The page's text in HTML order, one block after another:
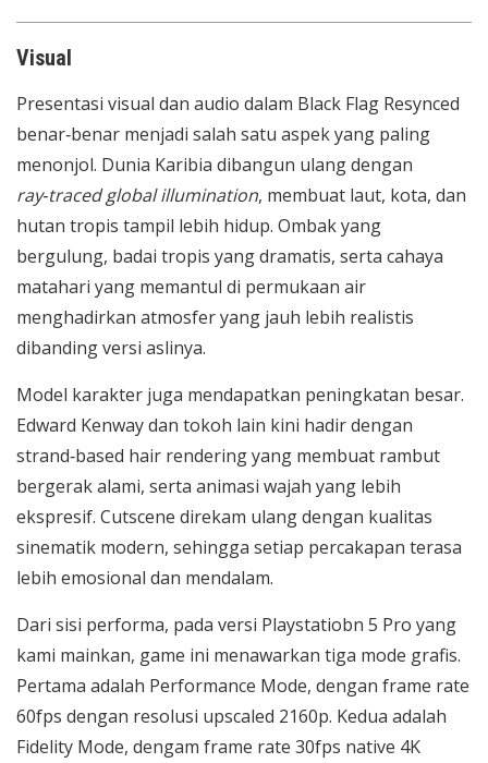
Visual
Presentasi visual dan audio dalam Black Flag Resynced
benar‑benar menjadi salah satu aspek yang paling
menonjol. Dunia Karibia dibangun ulang dengan
ray‑traced global illumination, membuat laut, kota, dan
hutan tropis tampil lebih hidup. Ombak yang
bergulung, badai tropis yang dramatis, serta cahaya
matahari yang memantul di permukaan air
menghadirkan atmosfer yang jauh lebih realistis
dibanding versi aslinya.
Model karakter juga mendapatkan peningkatan besar.
Edward Kenway dan tokoh lain kini hadir dengan
strand‑based hair rendering yang membuat rambut
bergerak alami, serta animasi wajah yang lebih
ekspresif. Cutscene direkam ulang dengan kualitas
sinematik modern, sehingga setiap percakapan terasa
lebih emosional dan mendalam.
Dari sisi performa, pada versi Playstatiobn 5 Pro yang
kami mainkan, game ini menawarkan tiga mode grafis.
Pertama adalah Performance Mode, dengan frame rate
60fps dengan resolusi upscaled 2160p. Kedua adalah
Fidelity Mode, dengam frame rate 30fps native 4K